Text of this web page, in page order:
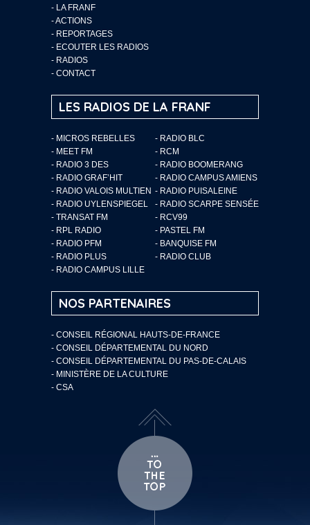
- LA FRANF
-ACTIONS
- REPORTAGES
- ECOUTER LES RADIOS
- RADIOS
- CONTACT
LES RADIOS DE LA FRANF
- MICROS REBELLES
- RADIO BLC
- MEET FM
- RCM
- RADIO 3 DES
- RADIO BOOMERANG
- RADIO GRAF’HIT
- RADIO CAMPUS AMIENS
- RADIO VALOIS MULTIEN - RADIO PUISALEINE
- RADIO UYLENSPIEGEL
- RADIO SCARPE SENSÉE
- TRANSAT FM
- RCV99
- RPL RADIO
- PASTEL FM
- RADIO PFM
- BANQUISE FM
- RADIO PLUS
- RADIO CLUB
- RADIO CAMPUS LILLE
NOS PARTENAIRES
- CONSEIL RÉGIONAL HAUTS-DE-FRANCE
- CONSEIL DÉPARTEMENTAL DU NORD
- CONSEIL DÉPARTEMENTAL DU PAS-DE-CALAIS
- MINISTÈRE DE LA CULTURE
- CSA